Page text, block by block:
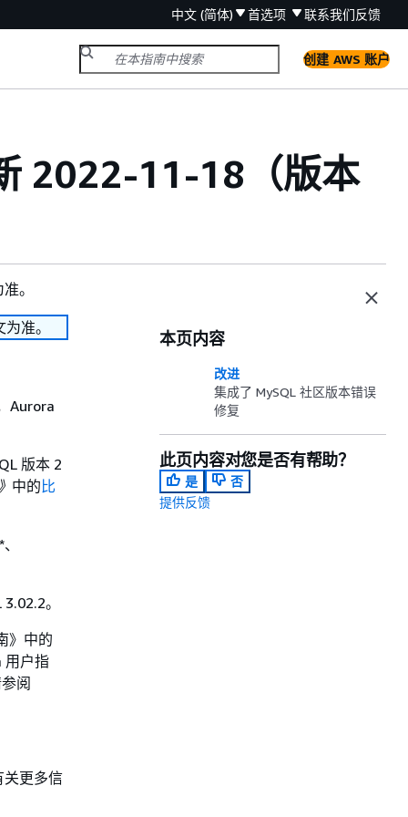
中文 (简体) 首选项 联系我们反馈
创建 AWS 账户
2022-11-18（版本
。
准。
Aurora
版本 2
中的 比
。
中的
用户指
阅
关更多信
本页内容
改进
集成了 MySQL 社区版本错误
修复
此页内容对您是否有帮助？
是
否
提供反馈